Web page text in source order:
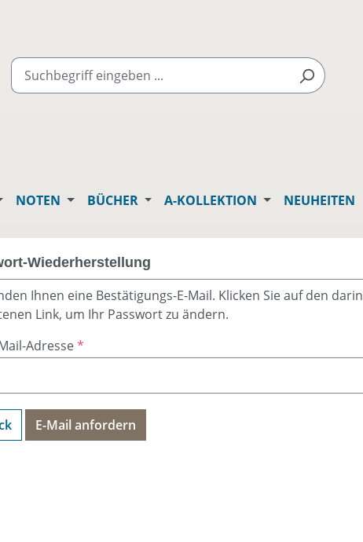
NOTEN BÜCHER A-KOLLEKTION NEUHEITEN
Wiederherstellung
Ihnen eine Bestätigungs-E-Mail. Klicken Sie auf den darin
Link, um Ihr Passwort zu ändern.
Adresse*
E-Mail anfordern